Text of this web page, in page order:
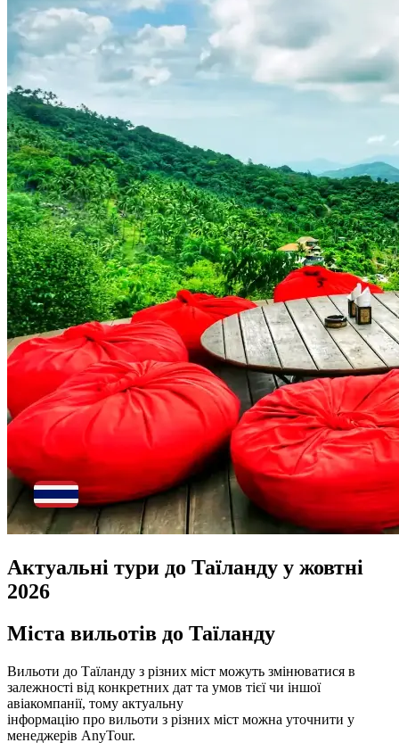
Актуальні тури до Таїланду у жовтні
2026
Міста вильотів до Таїланду
Вильоти до Таїланду з різних міст можуть змінюватися в
залежності від конкретних дат та умов тієї чи іншої
авіакомпанії, тому актуальну
інформацію про вильоти з різних міст можна уточнити у
менеджерів AnyTour.